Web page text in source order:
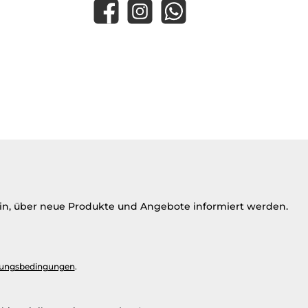
FacebookInstagramWhatsApp
über neue Produkte und Angebote informiert werden.
.